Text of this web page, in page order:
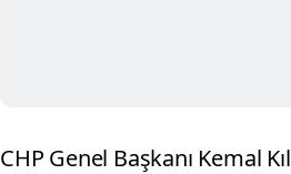
CHP Genel Başkanı Kemal